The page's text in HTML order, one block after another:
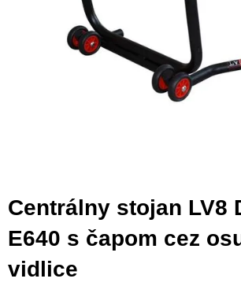
Centrálny stojan LV8
E640 s čapom cez
vidlice